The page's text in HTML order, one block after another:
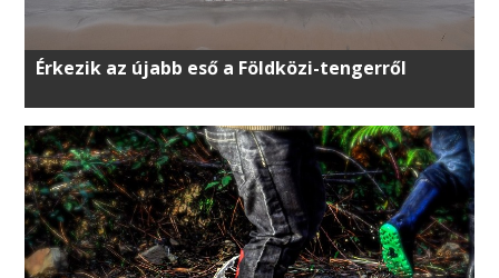
Érkezik az újabb eső a Földközi-tengerről